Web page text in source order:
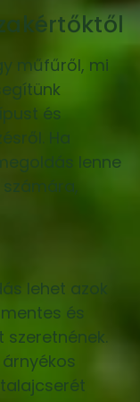
műfűről, mi
és
Ha
lenne
lehet azok
és